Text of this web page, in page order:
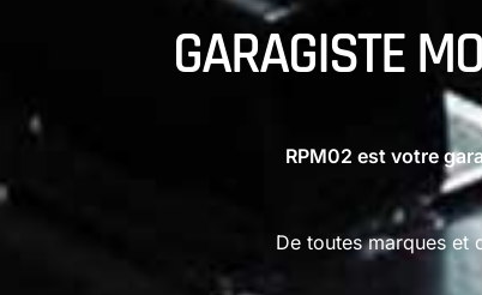
GARAGISTE
RPM02 est votre
De toutes marques